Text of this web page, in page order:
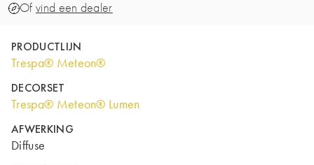
Of vind een dealer
PRODUCTLIJN
Trespa® Meteon®
DECORSET
Trespa® Meteon® Lumen
AFWERKING
Diffuse